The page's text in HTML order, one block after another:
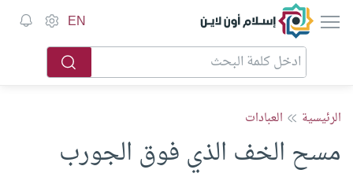
إسلام أون لاين EN
الرئيسية العبادات
مسح الخف الذي فوق الجورب